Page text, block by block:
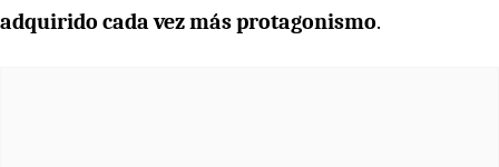
adquirido cada vez más protagonismo.